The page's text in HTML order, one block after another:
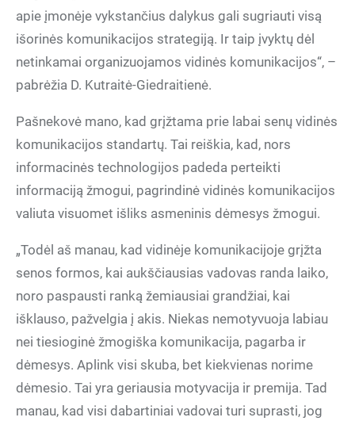
apie įmonėje vykstančius dalykus gali sugriauti visą
išorinės komunikacijos strategiją. Ir taip įvyktų dėl
netinkamai organizuojamos vidinės komunikacijos“, –
pabrėžia D. Kutraitė-Giedraitienė.
Pašnekovė mano, kad grįžtama prie labai senų vidinės
komunikacijos standartų. Tai reiškia, kad, nors
informacinės technologijos padeda perteikti
informaciją žmogui, pagrindinė vidinės komunikacijos
valiuta visuomet išliks asmeninis dėmesys žmogui.
„Todėl aš manau, kad vidinėje komunikacijoje grįžta
senos formos, kai aukščiausias vadovas randa laiko,
noro paspausti ranką žemiausiai grandžiai, kai
išklauso, pažvelgia į akis. Niekas nemotyvuoja labiau
nei tiesioginė žmogiška komunikacija, pagarba ir
dėmesys. Aplink visi skuba, bet kiekvienas norime
dėmesio. Tai yra geriausia motyvacija ir premija. Tad
manau, kad visi dabartiniai vadovai turi suprasti, jog